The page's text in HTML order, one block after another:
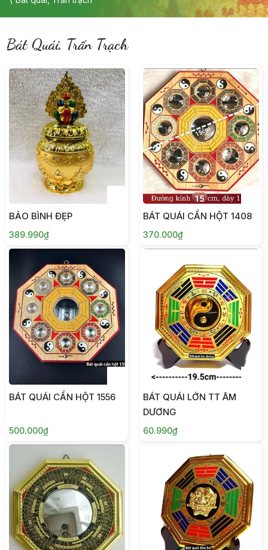
Bát Quái, Trấn Trạch
BẢO BÌNH ĐẸP
389.990₫
BÁT QUÁI CẨN HỘT 1408
370.000₫
BÁT QUÁI CẨN HỘT 1556
500.000₫
BÁT QUÁI LỚN TT ÂM
DƯƠNG
60.990₫